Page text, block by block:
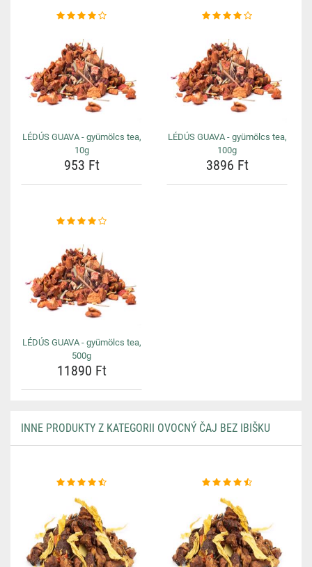
LÉDÚS GUAVA - gyümölcs tea,
10g
953 Ft
LÉDÚS GUAVA - gyümölcs tea,
100g
3896 Ft
LÉDÚS GUAVA - gyümölcs tea,
500g
11890 Ft
INNE PRODUKTY Z KATEGORII OVOCNÝ ČAJ BEZ IBIŠKU